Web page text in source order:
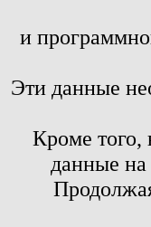
и
Эти данные
Кроме того,
данные